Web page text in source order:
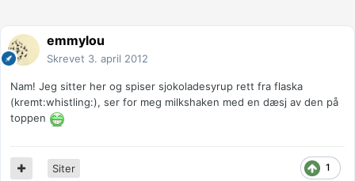
emmylou
Skrevet 3. april 2012
Nam! Jeg sitter her og spiser sjokoladesyrup rett fra flaska
(kremt:whistling:), ser for meg milkshaken med en dæsj av den på
toppen
1
Siter